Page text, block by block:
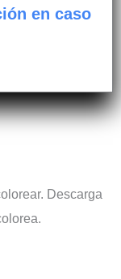
en caso
Descarga